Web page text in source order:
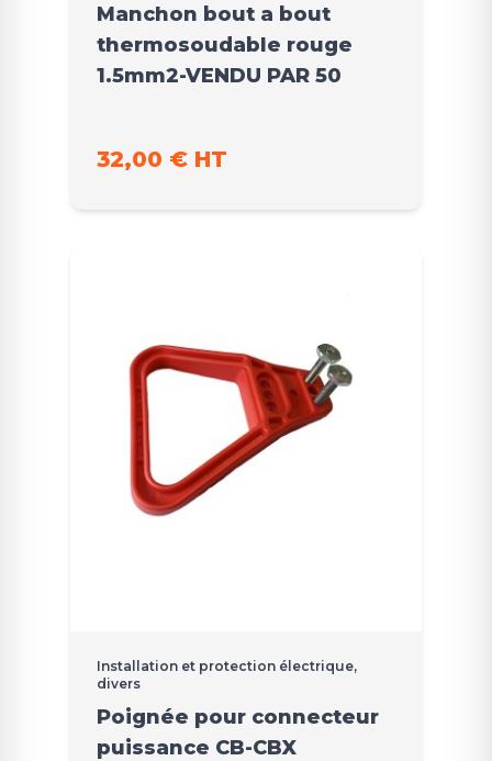
Manchon bout a bout
thermosoudable rouge
1.5mm2-VENDU PAR 50
32,00 € HT
Installation et protection électrique,
divers
Poignée pour connecteur
puissance CB-CBX